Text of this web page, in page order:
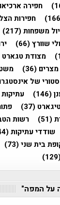
חפירה
חפירות
משפחות(217)
שוורץ(66)
מצודת טגארט
מצרים (36)
סטורי של
(146) עתיקות
(37)
(51) רשות
שודדי עתיקות(44)
בית שני(73)
על המפה"